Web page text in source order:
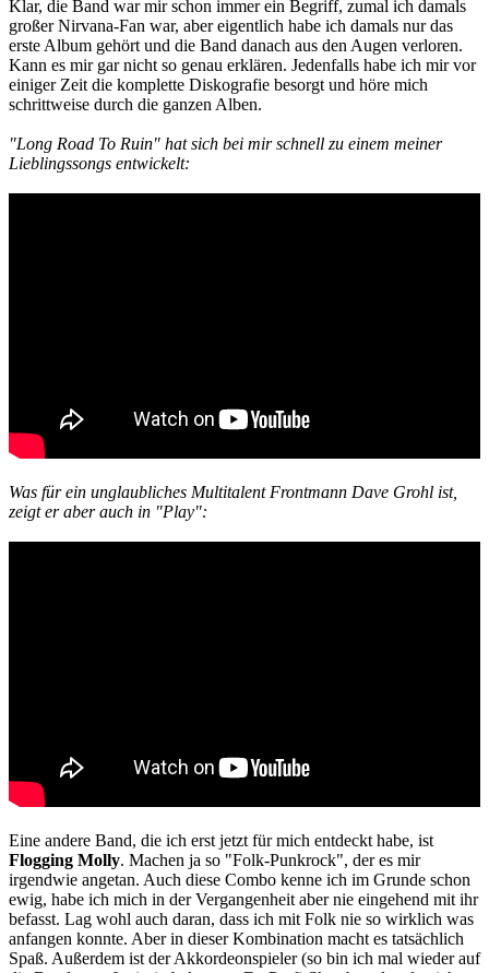
Klar, die Band war mir schon immer ein Begriff, zumal ich damals
großer Nirvana-Fan war, aber eigentlich habe ich damals nur das
erste Album gehört und die Band danach aus den Augen verloren.
Kann es mir gar nicht so genau erklären. Jedenfalls habe ich mir vor
einiger Zeit die komplette Diskografie besorgt und höre mich
schrittweise durch die ganzen Alben.
"Long Road To Ruin" hat sich bei mir schnell zu einem meiner
Lieblingssongs entwickelt:
Was für ein unglaubliches Multitalent Frontmann Dave Grohl ist,
zeigt er aber auch in "Play":
Eine andere Band, die ich erst jetzt für mich entdeckt habe, ist
Flogging Molly. Machen ja so "Folk-Punkrock", der es mir
irgendwie angetan. Auch diese Combo kenne ich im Grunde schon
ewig, habe ich mich in der Vergangenheit aber nie eingehend mit ihr
befasst. Lag wohl auch daran, dass ich mit Folk nie so wirklich was
anfangen konnte. Aber in dieser Kombination macht es tatsächlich
Spaß. Außerdem ist der Akkordeonspieler (so bin ich mal wieder auf